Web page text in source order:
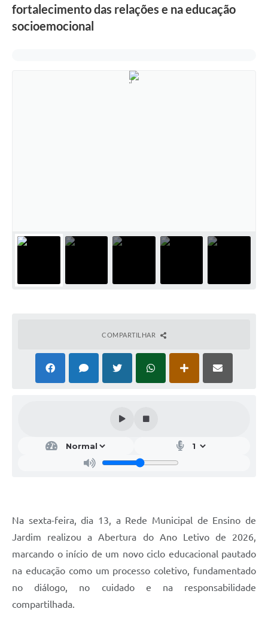
fortalecimento das relações e na educação
socioemocional
COMPARTILHAR
Na sexta-feira, dia 13, a Rede Municipal de Ensino de
Jardim realizou a Abertura do Ano Letivo de 2026,
marcando o início de um novo ciclo educacional pautado
na educação como um processo coletivo, fundamentado
no diálogo, no cuidado e na responsabilidade
compartilhada.